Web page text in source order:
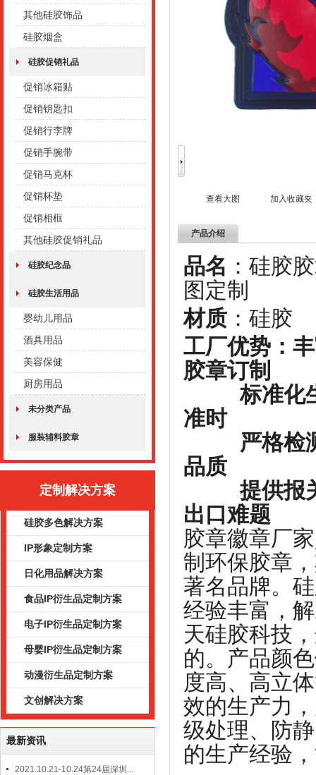
其他硅胶饰品
硅胶烟盒
硅胶促销礼品
促销冰箱贴
促销钥匙扣
促销行李牌
促销手腕带
促销马克杯
促销杯垫
促销相框
其他硅胶促销礼品
硅胶纪念品
硅胶生活用品
婴幼儿用品
酒具用品
美容保健
厨房用品
未分类产品
服装辅料胶章
定制解决方案
硅胶多色解决方案
IP形象定制方案
日化用品解决方案
食品IP衍生品定制方案
电子IP衍生品定制方案
母婴IP衍生品定制方案
动漫衍生品定制方案
文创解决方案
最新资讯
2021.10.21-10.24第24届深圳...
查看大图 加入收藏夹
产品介绍
品名 ：
图定制
材质 ：
工厂优势：
胶章订制
标准化生
准时
严格检测
品质
提供报关
出口难题
胶章徽章厂
制环保胶章
著名品牌。
经验丰富，
天硅胶科技
的。产品颜
度高、高立
效的生产力
级处理、防
的生产经验